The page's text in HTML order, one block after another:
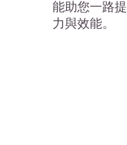
能助您一路
力與效能。